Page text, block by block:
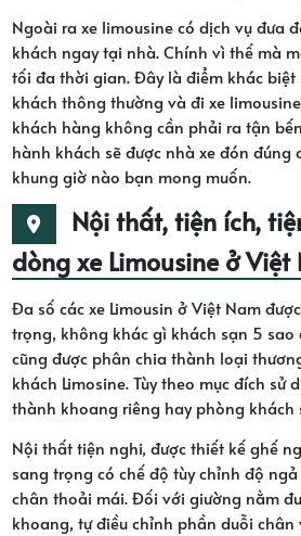
Ngoài ra xe limousine có dịch vụ đưa
khách ngay tại nhà. Chính vì thế mà
tối đa thời gian. Đây là điểm khác biệt
khách thông thường và đi xe
khách hàng không cần phải ra tận
hành khách sẽ được nhà xe đón đúng
khung giờ nào bạn mong muốn.
Nội thất, tiện ích,
dòng xe Limousine ở Việt
Đa số các xe Limousin ở Việt Nam
trọng, không khác gì khách sạn 5 sao
cũng được phân chia thành loại
khách Limosine. Tùy theo mục đích sử
thành khoang riêng hay phòng khách
Nội thất tiện nghi, được thiết kế ghế
sang trọng có chế độ tùy chỉnh độ
chân thoải mái. Đối với giường nằm
khoang, tự điều chỉnh phần duỗi chân